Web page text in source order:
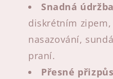
Snadná údržba
diskrétním
nasazování,
praní.
Přesné